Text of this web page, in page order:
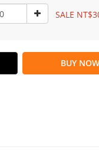
SALE
BUY NOW